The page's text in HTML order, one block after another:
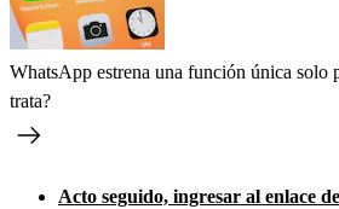
WhatsApp estrena una función única solo
trata?
Acto seguido, ingresar al enlace de